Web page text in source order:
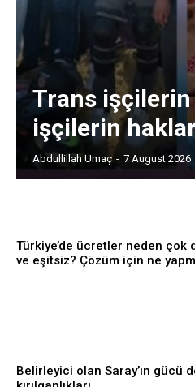
Trans işçilerin
işçilerin
Abdullillah Umaç - 7 August 2026
Türkiye’de ücretler neden çok
ve eşitsiz? Çözüm için ne
Belirleyici olan Saray’ın gücü